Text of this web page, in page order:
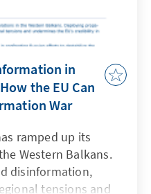
in
the EU Can
War
ramped up its
Western Balkans.
disinformation,
tensions and